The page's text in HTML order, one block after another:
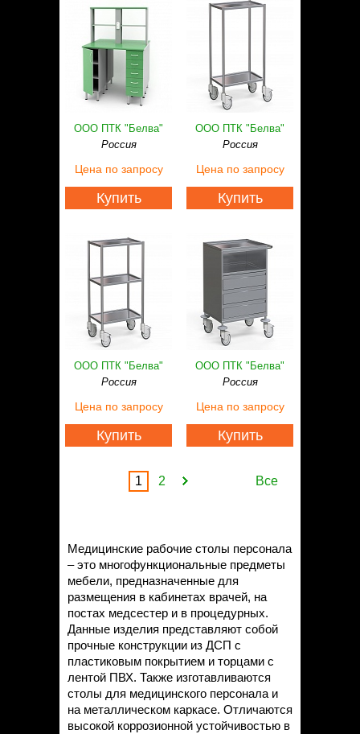
ООО ПТК "Белва"
Россия
Цена по запросу
Купить
ООО ПТК "Белва"
Россия
Цена по запросу
Купить
ООО ПТК "Белва"
Россия
Цена по запросу
Купить
ООО ПТК "Белва"
Россия
Цена по запросу
Купить
1 2 Все
Медицинские рабочие столы персонала
– это многофункциональные предметы
мебели, предназначенные для
размещения в кабинетах врачей, на
постах медсестер и в процедурных.
Данные изделия представляют собой
прочные конструкции из ДСП с
пластиковым покрытием и торцами с
лентой ПВХ. Также изготавливаются
столы для медицинского персонала и
на металлическом каркасе. Отличаются
высокой коррозионной устойчивостью в